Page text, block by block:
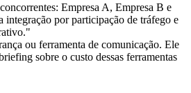
Empresa A, Empresa B e
integração por participação de tráfego e
ou ferramenta de comunicação. Ele
sobre o custo dessas ferramentas